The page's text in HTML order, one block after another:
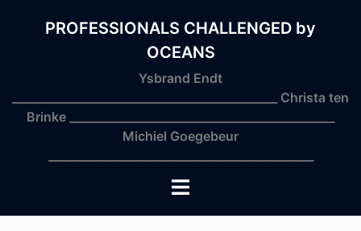
PROFESSIONALS CHALLENGED by
OCEANS
Ysbrand Endt
_______________________________________________ Christa ten
Brinke _______________________________________________
Michiel Goegebeur
Toggle
menu